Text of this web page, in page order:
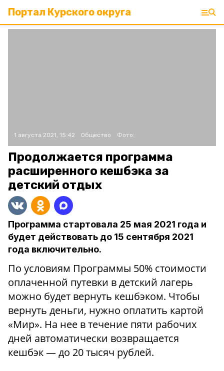
Портал Курского округа
1 августа 2021, 15:42 Общество Фото:
Продолжается программа
расширенного кешбэка за
детский отдых
Программа стартовала 25 мая 2021 года и
будет действовать до 15 сентября 2021
года включительно.
По условиям Программы 50% стоимости
оплаченной путевки в детский лагерь
можно будет вернуть кешбэком. Чтобы
вернуть деньги, нужно оплатить картой
«Мир». На нее в течение пяти рабочих
дней автоматически возвращается
кешбэк — до 20 тысяч рублей.